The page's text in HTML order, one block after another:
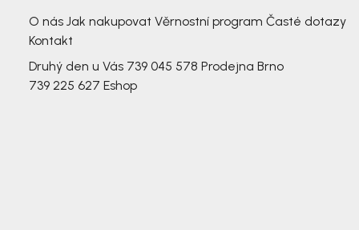
O nás Jak nakupovat Věrnostní program Časté dotazy
Kontakt
Druhý den u Vás 739 045 578 Prodejna Brno
739 225 627 Eshop